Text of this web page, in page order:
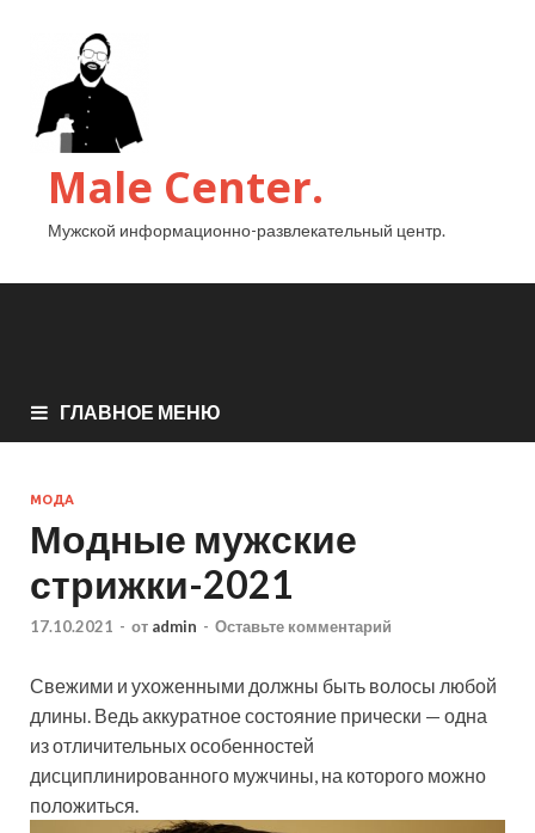
Male Center.
Мужской информационно-развлекательный центр.
ГЛАВНОЕ МЕНЮ
МОДА
Модные мужские
стрижки-2021
17.10.2021 - от admin - Оставьте комментарий
Свежими и ухоженными должны быть волосы любой
длины. Ведь аккуратноесостояние прически — одна
из отличительных особенностей
дисциплинированного мужчины, на которого можно
положиться.